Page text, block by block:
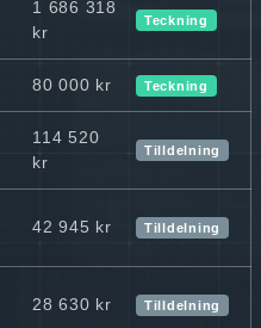
1 686 318
kr
Teckning
80 000 kr Teckning
114 520
kr
Tilldelning
42 945 kr Tilldelning
28 630 kr Tilldelning